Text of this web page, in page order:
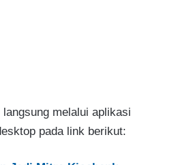
melalui aplikasi
pada link berikut: